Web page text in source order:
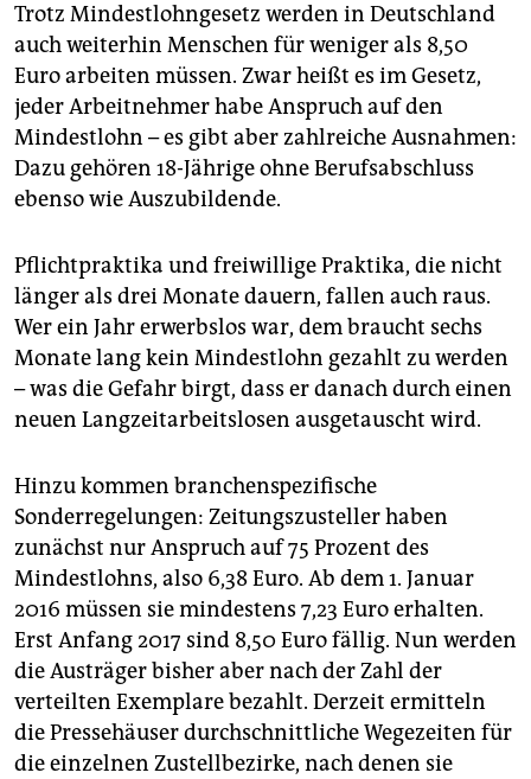
Trotz Mindestlohngesetz werden in Deutschland
auch weiterhin Menschen für weniger als 8,50
Euro arbeiten müssen. Zwar heißt es im Gesetz,
jeder Arbeitnehmer habe Anspruch auf den
Mindestlohn – es gibt aber zahlreiche Ausnahmen:
Dazu gehören 18-Jährige ohne Berufsabschluss
ebenso wie Auszubildende.
Pflichtpraktika und freiwillige Praktika, die nicht
länger als drei Monate dauern, fallen auch raus.
Wer ein Jahr erwerbslos war, dem braucht sechs
Monate lang kein Mindestlohn gezahlt zu werden
– was die Gefahr birgt, dass er danach durch einen
neuen Langzeitarbeitslosen ausgetauscht wird.
Hinzu kommen branchenspezifische
Sonderregelungen: Zeitungszusteller haben
zunächst nur Anspruch auf 75 Prozent des
Mindestlohns, also 6,38 Euro. Ab dem 1. Januar
2016 müssen sie mindestens 7,23 Euro erhalten.
Erst Anfang 2017 sind 8,50 Euro fällig. Nun werden
die Austräger bisher aber nach der Zahl der
verteilten Exemplare bezahlt. Derzeit ermitteln
die Pressehäuser durchschnittliche Wegezeiten für
die einzelnen Zustellbezirke, nach denen sie